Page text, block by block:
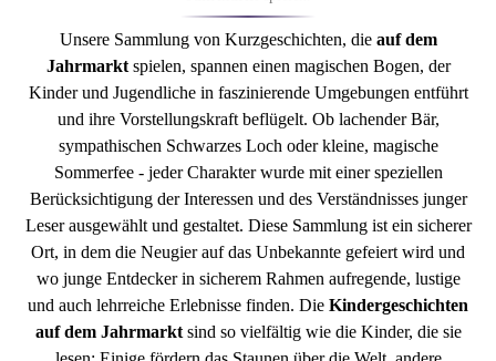
Unsere Sammlung von Kurzgeschichten, die auf dem
Jahrmarktspielen, spannen einen magischen Bogen, der
Kinder und Jugendliche in faszinierende Umgebungen entführt
und ihre Vorstellungskraft beflügelt. Ob lachender Bär,
sympathischen Schwarzes Loch oder kleine, magische
Sommerfee - jeder Charakter wurde mit einer speziellen
Berücksichtigung der Interessen und des Verständnisses junger
Leser ausgewählt und gestaltet. Diese Sammlung ist ein sicherer
Ort, in dem die Neugier auf das Unbekannte gefeiert wird und
wo junge Entdecker in sicherem Rahmen aufregende, lustige
und auch lehrreiche Erlebnisse finden. Die Kindergeschichten
auf dem Jahrmarktsind so vielfältig wie die Kinder, die sie